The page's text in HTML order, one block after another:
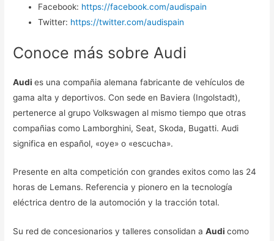
Facebook: https://facebook.com/audispain
Twitter: https://twitter.com/audispain
Conoce más sobre Audi
Audies una compañia alemana fabricante de vehículos de
gama alta y deportivos. Con sede en Baviera (Ingolstadt),
pertenerce al grupo Volkswagen al mismo tiempo que otras
compañias como Lamborghini, Seat, Skoda, Bugatti. Audi
significa en español, «oye» o «escucha».
Presente en alta competición con grandes exitos como las 24
horas de Lemans. Referencia y pionero en la tecnología
eléctrica dentro de la automoción y la tracción total.
Su red de concesionarios y talleres consolidan aAudicomo